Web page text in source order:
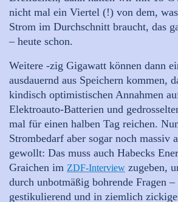
nicht mal ein Viertel (!) von dem,
Strom im Durchschnitt braucht, das
– heute schon.
Weitere -zig Gigawatt können dann
ausdauernd aus Speichern kommen,
kindisch optimistischen Annahmen
Elektroauto-Batterien und
mal für einen halben Tag reichen.
Strombedarf aber sogar noch massiv
gewollt: Das muss auch Habecks
Graichen im ZDF-Interview zugeben,
durch unbotmäßig bohrende Fragen
gestikulierend und in ziemlich